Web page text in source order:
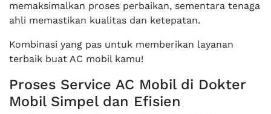
memaksimalkan proses perbaikan, sementara tenaga
ahli memastikan kualitas dan ketepatan.
Kombinasi yang pas untuk memberikan layanan
terbaik buat AC mobil kamu!
Proses Service AC Mobil di Dokter
Mobil Simpel dan Efisien